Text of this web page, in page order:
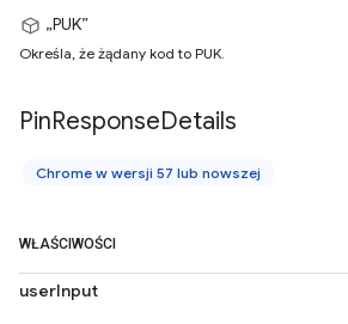
„PUK”
Określa, że żądany kod to PUK.
PinResponseDetails
Chrome w wersji 57 lub nowszej
WŁAŚCIWOŚCI
userInput